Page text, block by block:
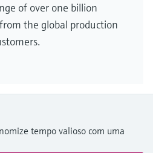
of over one billion
the global production
tempo valioso com uma